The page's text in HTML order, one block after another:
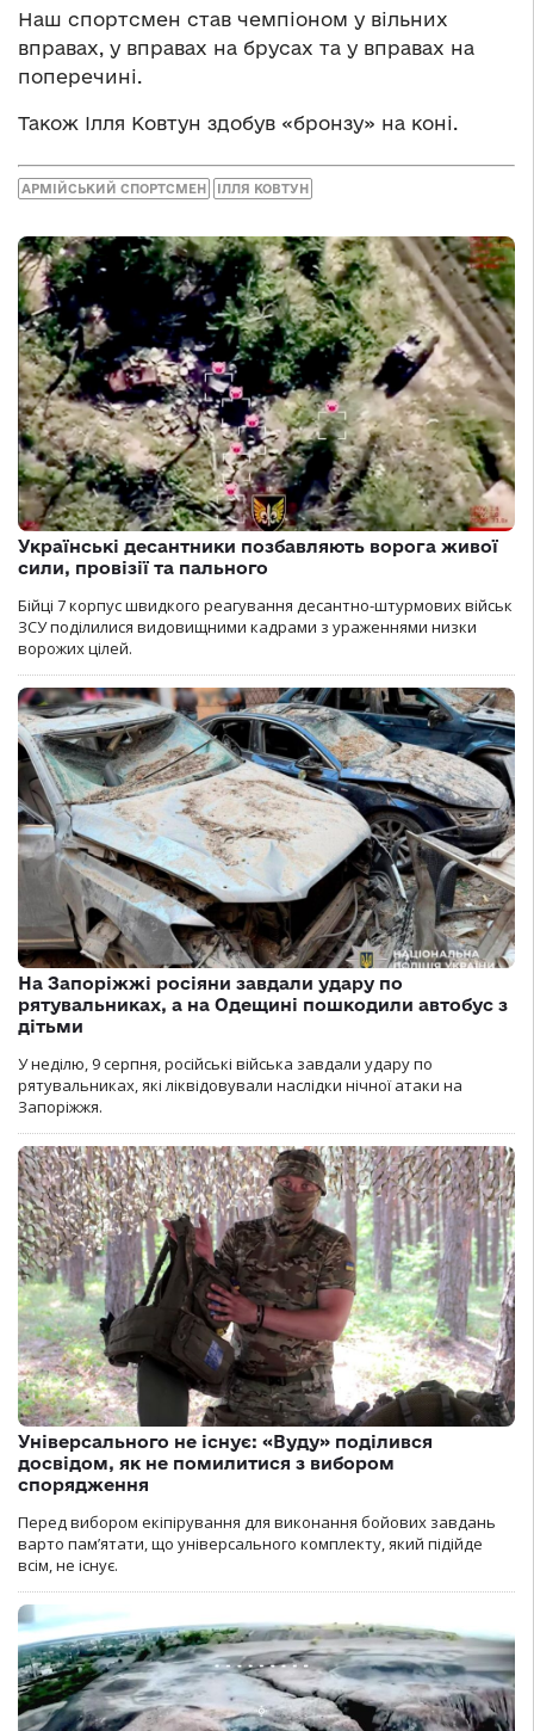
Наш спортсмен став чемпіоном у вільних
вправах, у вправах на брусах та у вправах на
поперечині.
Також Ілля Ковтун здобув «бронзу» на коні.
АРМІЙСЬКИЙ СПОРТСМЕН ІЛЛЯ КОВТУН
Українські десантники позбавляють ворога живої
сили, провізії та пального
Бійці 7 корпус швидкого реагування десантно-штурмових військ
ЗСУ поділилися видовищними кадрами з ураженнями низки
ворожих цілей.
На Запоріжжі росіяни завдали удару по
рятувальниках, а на Одещині пошкодили автобус з
дітьми
У неділю, 9 серпня, російські війська завдали удару по
рятувальниках, які ліквідовували наслідки нічної атаки на
Запоріжжя.
Універсального не існує: «Вуду» поділився
досвідом, як не помилитися з вибором
спорядження
Перед вибором екіпірування для виконання бойових завдань
варто пам’ятати, що універсального комплекту, який підійде
всім, не існує.